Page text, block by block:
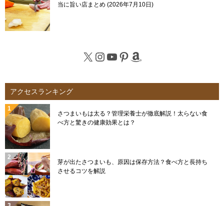
当に旨い店まとめ 2026年7月10日
X Instagram
YouTube
Pinterest
Amazon
アクセスランキング
さつまいもは太る？管理栄養士が徹底解説！太らない食
べ方と驚きの健康効果とは？
芽が出たさつまいも、原因は保存方法？食べ方と長持ち
させるコツを解説